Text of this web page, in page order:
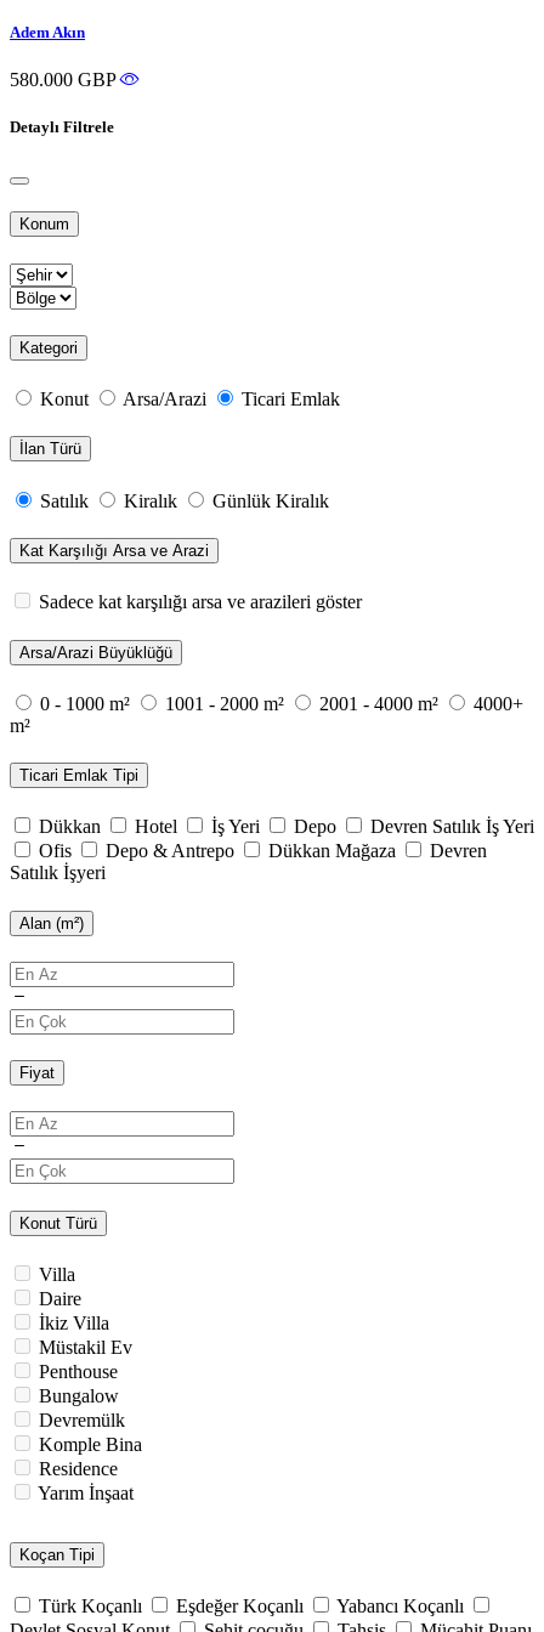
Adem Akın
580.000 GBP
Detaylı Filtrele
Konum
Kategori
Konut Arsa/Arazi Ticari Emlak
İlan Türü
Satılık Kiralık Günlük Kiralık
Kat Karşılığı Arsa ve Arazi
Sadece kat karşılığı arsa ve arazileri göster
Arsa/Arazi Büyüklüğü
0 - 1000 m² 1001 - 2000 m² 2001 - 4000 m²
4000+
m²
Ticari Emlak Tipi
Dükkan Hotel İş Yeri Depo
Devren Satılık İş Yeri
Ofis
Depo & Antrepo Dükkan Mağaza
Devren
Satılık İşyeri
Alan (m²)
Fiyat
Konut Türü
Villa
Daire
İkiz Villa
Müstakil Ev
Penthouse
Bungalow
Devremülk
Komple Bina
Residence
Yarım İnşaat
Koçan Tipi
Türk Koçanlı Eşdeğer Koçanlı
Yabancı Koçanlı